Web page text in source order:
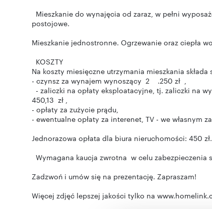
Mieszkanie do wynajęcia od zaraz, w pełni
postojowe.
Mieszkanie jednostronne. Ogrzewanie oraz ciepła
KOSZTY
Na koszty miesięczne utrzymania mieszkania składa
- czynsz za wynajem wynoszący 2 .250 zł ,
- zaliczki na opłaty eksploatacyjne, tj. zaliczki na
450,13 zł ,
- opłaty za zużycie prądu,
- ewentualne opłaty za interenet, TV - we własnym
Jednorazowa opłata dla biura nieruchomości: 450 zł.
Wymagana kaucja zwrotna w celu zabezpieczenia
Zadzwoń i umów się na prezentację. Zapraszam!
Więcej zdjęć lepszej jakości tylko na